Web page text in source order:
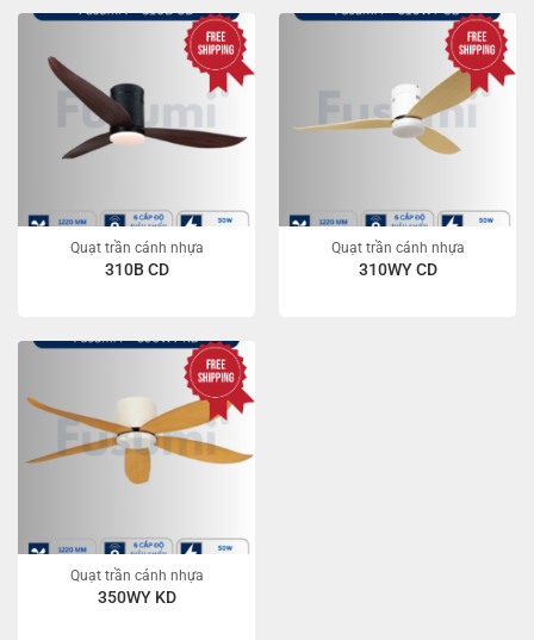
Quạt trần cánh nhựa
310B CD
Quạt trần cánh nhựa
310WY CD
Quạt trần cánh nhựa
350WY KD